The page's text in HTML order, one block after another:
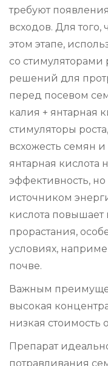
требуют
всходов. Для того,
этом этапе,
со
решений для
перед посевом
калия + янтарная
стимуляторы
всхожесть семян
янтарная кислота
эффективность,
источником
кислота повышает
прорастания,
условиях,
почве.
Важным
высокая
низкая стоимость
Препарат
потравливания